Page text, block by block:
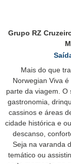
Grupo RZ
Mais do que
Norwegian Viva
parte da viagem. O
gastronomia,
cassinos e áreas
cidade histórica e
descanso,
Seja na varanda
temático ou